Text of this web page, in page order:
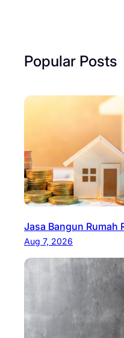
Popular Posts
Jasa Bangun Rumah
Aug 7, 2026